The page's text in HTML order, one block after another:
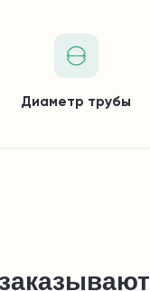
Диаметр трубы